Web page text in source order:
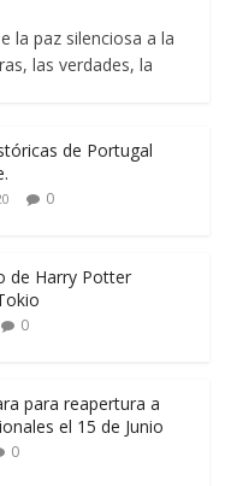
la paz silenciosa a la
las verdades, la
de Portugal
0
de Harry Potter
0
para reapertura a
el 15 de Junio
0